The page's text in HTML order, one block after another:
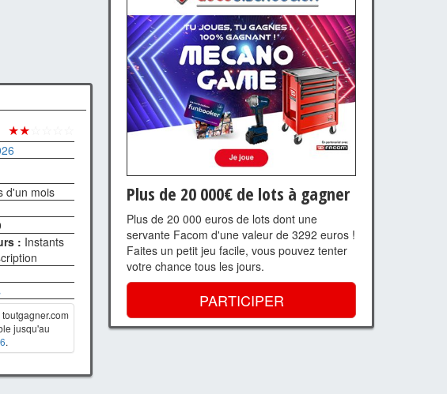
Plus de 20 000€ de lots à gagner
Plus de 20 000 euros de lots dont une
servante Facom d'une valeur de 3292 euros !
Faites un petit jeu facile, vous pouvez tenter
votre chance tous les jours.
PARTICIPER
★★
d'un mois
: Instants
jusqu'au
.